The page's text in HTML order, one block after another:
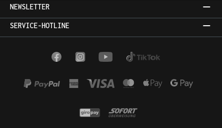
NEWSLETTER
SERVICE-HOTLINE